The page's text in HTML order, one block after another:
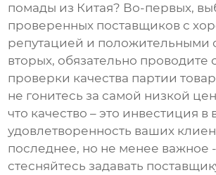
помады из Китая? Во-первых,
проверенных поставщиков с
репутацией и положительными
вторых, обязательно проводите
проверки качества партии
не гонитесь за самой низкой
что качество – это инвестиция
удовлетворенность ваших
последнее, но не менее важное
стесняйтесь задавать